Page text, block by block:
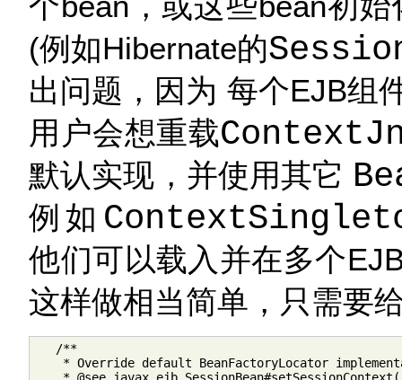
(例如Hibernate的
出问题，因为 每个EJB组
用户会想重载
默认实现，并使用其它
例如
他们可以载入并在多个
这样做相当简单，只需要
   /**
* Override default BeanFactoryLocator